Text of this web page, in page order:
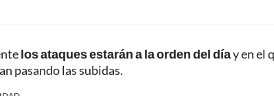
los ataques estarán a la orden del díay en el
pasando las subidas.